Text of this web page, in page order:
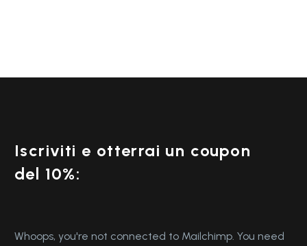
Iscriviti e otterrai un coupon
del 10%:
Whoops, you're not connected to Mailchimp. You need